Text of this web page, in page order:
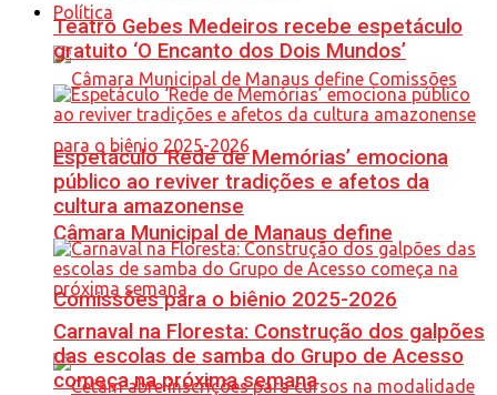
Política
Câmara Municipal de Manaus define
Comissões para o biênio 2025-2026
Teatro Gebes Medeiros recebe espetáculo
gratuito ‘O Encanto dos Dois Mundos’
Espetáculo ‘Rede de Memórias’ emociona
público ao reviver tradições e afetos da
cultura amazonense
Carnaval na Floresta: Construção dos galpões
das escolas de samba do Grupo de Acesso
começa na próxima semana